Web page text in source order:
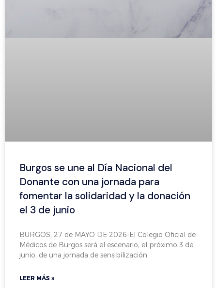
Burgos se une al Día Nacional del
Donante con una jornada para
fomentar la solidaridad y la donación
el 3 de junio
BURGOS, 27 de MAYO DE 2026-El Colegio Oficial de
Médicos de Burgos será el escenario, el próximo 3 de
junio, de una jornada de sensibilización
LEER MÁS »